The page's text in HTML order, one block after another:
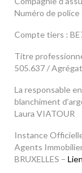
Numéro de police
Compte tiers :
Titre
505.637 /
La responsable
blanchiment
Laura VIATOUR
Instance
Agents
BRUXELLES –